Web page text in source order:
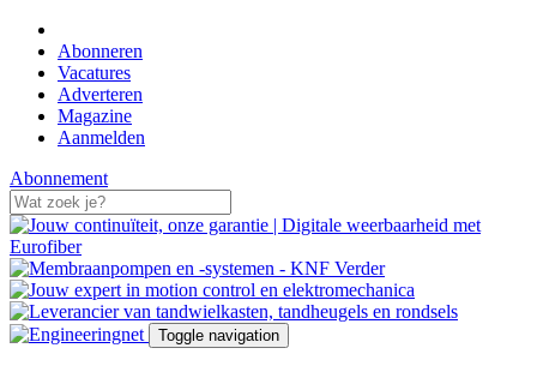
Abonneren
Vacatures
Adverteren
Magazine
Aanmelden
Abonnement
Toggle navigation